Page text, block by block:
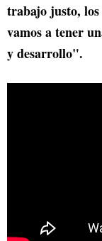
trabajo justo,
vamos a tener
y desarrollo".